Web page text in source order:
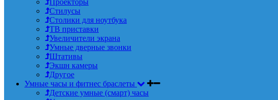
Стилусы
Столики для ноутбука
ТВ приставки
Увеличители экрана
Умные дверные звонки
Штативы
Экшн камеры
Другое
Умные часы и фитнес браслеты
Детские умные (смарт) часы